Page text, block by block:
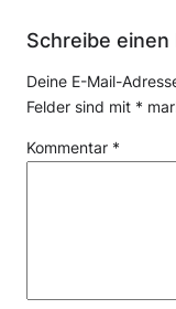
Schreibe einen
Deine E-Mail-
Felder sind mit *
Kommentar *